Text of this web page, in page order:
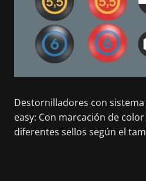
Destornilladores con
easy: Con marcación de
diferentes sellos según el